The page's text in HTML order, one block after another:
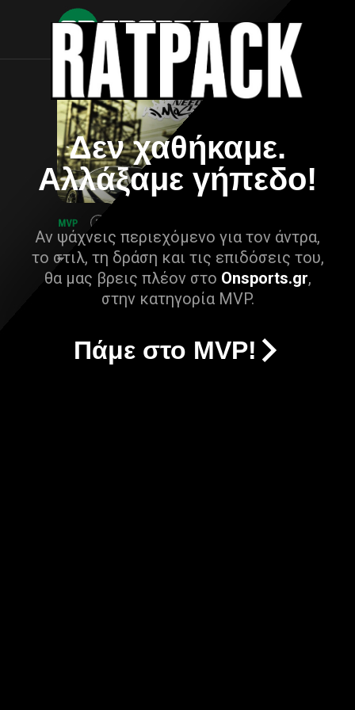
Δεν χαθήκαμε.
Αλλάξαμε γήπεδο!
Αν ψάχνεις περιεχόμενο για τον άντρα,
το στιλ, τη δράση και τις επιδόσεις του,
θα μας βρεις πλέον στο Onsports.gr,
στην κατηγορία MVP.
Πάμε στο MVP!